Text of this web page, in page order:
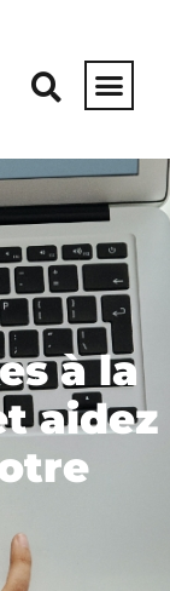
à la
aidez